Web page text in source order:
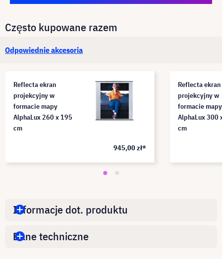
Często kupowane razem
Odpowiednie akcesoria
Reflecta ekran
projekcyjny w
formacie mapy
AlphaLux 260 x 195
cm
945,00 zł*
Reflecta ekran
projekcyjny w
formacie mapy
AlphaLux 300
cm
Informacje dot. produktu
Dane techniczne